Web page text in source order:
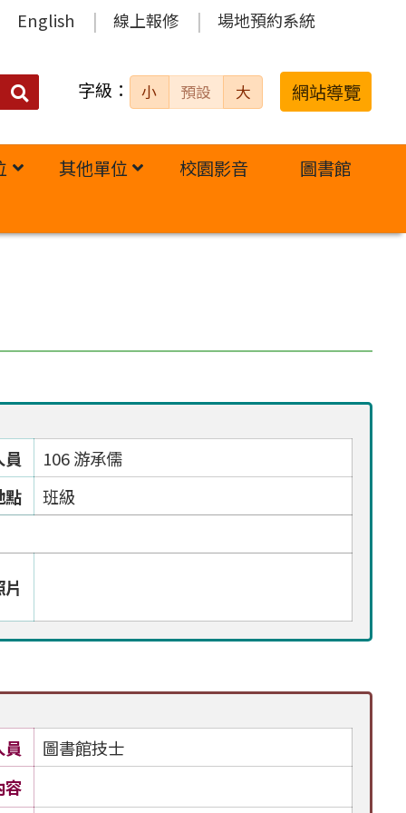
English 線上報修 場地預約系統
搜
字級： 小 預設 大 網站導覽
其他單位 校園影音 圖書館
員
106 游承儒
點
班級
圖書館技士
容